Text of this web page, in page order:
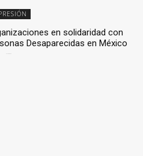
en solidaridad con
Desaparecidas en México